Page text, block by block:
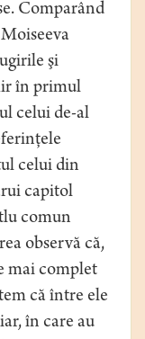
Comparând
şi
în primul
celui de-al
celui din
capitol
comun
observă că,
mai complet
că între ele
în care au